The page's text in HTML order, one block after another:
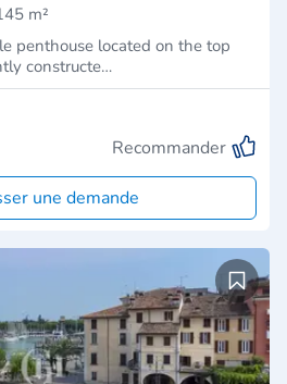
m²
penthouse located on the top
constructe…
Recommander
une demande